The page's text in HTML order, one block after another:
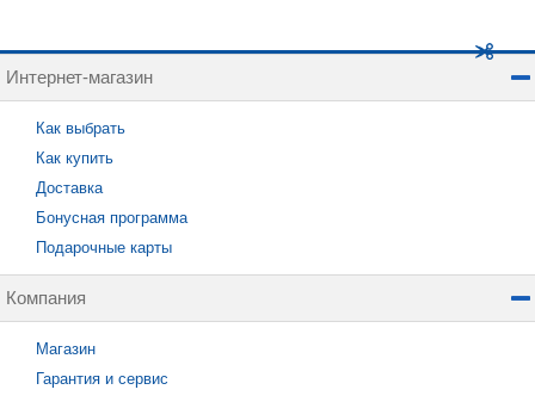
Интернет-магазин
Как выбрать
Как купить
Доставка
Бонусная программа
Подарочные карты
Компания
Магазин
Гарантия и сервис